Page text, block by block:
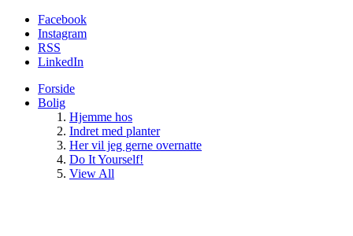
Facebook
Instagram
RSS
LinkedIn
Forside
Bolig
Hjemme hos
Indret med planter
Her vil jeg gerne overnatte
Do It Yourself!
View All